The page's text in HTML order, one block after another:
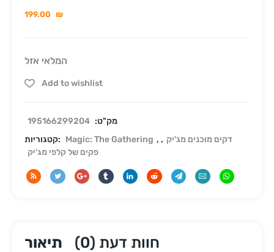
199.00 ₪
המלאי אזל
Add to wishlist
מק"ט: 195166299204
קטגוריות: Magic: The Gathering , דקים מוכנים מג'יק ,
פקים של קלפי מג'יק
תיאור חוות דעת (0)